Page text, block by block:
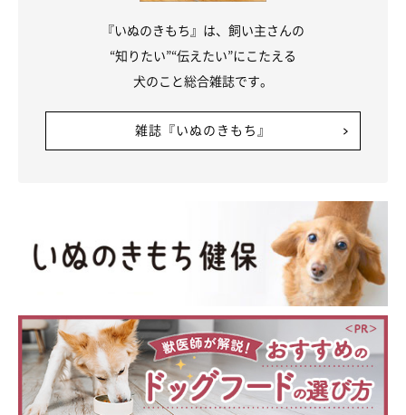
いぬのきもち投稿写真ギャラリー
柴などの日本犬は、もともと山岳地帯で小動物や鳥の猟犬として
活躍していました。
しかし、19世紀ごろから欧米の猟犬が輸入され始め、交雑が進ん
だ結果、柴は絶滅の危機を迎えます。その後の保存活動などで頭
数が回復し、1936年には国の天然記念物に指定されました。
『いぬのきもち』は、飼い主さんの
“知りたい”“伝えたい”にこたえる
犬のこと総合雑誌です。
雑誌『いぬのきもち』